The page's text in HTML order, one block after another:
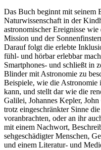
Das Buch beginnt mit seinem
Naturwissenschaft in der
astronomischer Ereignisse
Mission und der
Darauf folgt die erlebte
fühl- und hörbar erlebbar
Smartphones- und schließt in
Blinder mit Astronomie zu
Beispiele, wie die Astronomie
kann, und stellt dar wie die
Galilei, Johannes Kepler,
trotz eingeschränkter Sinne
voranbrachten, oder an ihr
mit einem Nachwort,
sehgeschädigter Menschen,
und einem Literatur- und